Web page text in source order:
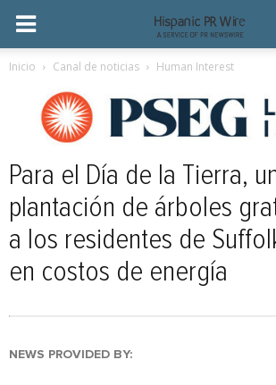
Inicio Canal de noticias Human Interest
Para el Día de la Tierra,
plantación de árboles
a los residentes de
en costos de energía
NEWS PROVIDED BY: